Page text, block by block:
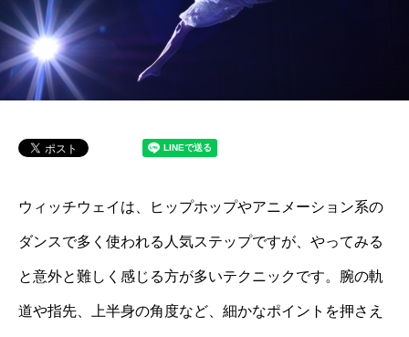
ウィッチウェイは、ヒップホップやアニメーション系の
ダンスで多く使われる人気ステップですが、やってみる
と意外と難しく感じる方が多いテクニックです。腕の軌
道や指先、上半身の角度など、細かなポイントを押さえ